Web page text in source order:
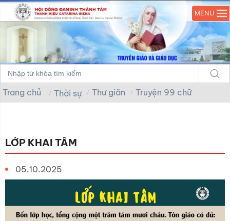
MENU
Trang chủ Thời sự Thư giãn Truyện 99 chữ
LỚP KHAI TÂM
05.10.2025